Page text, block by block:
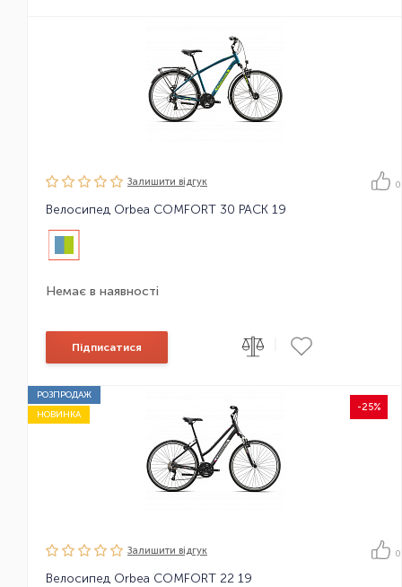
Залишити вiдгук 0
Велосипед Orbea COMFORT 30 PACK 19
Немає в наявності
Підписатися
РОЗПРОДАЖ
-25%
НОВИНКА
Залишити вiдгук 0
Велосипед Orbea COMFORT 22 19